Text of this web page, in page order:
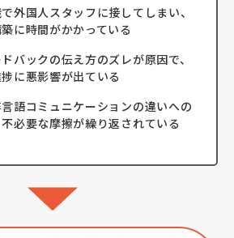
外国人スタッフに接してしまい、
に時間がかかっている
バックの伝え方のズレが原因で、
に悪影響が出ている
語コミュニケーションの違いへの
必要な摩擦が繰り返されている